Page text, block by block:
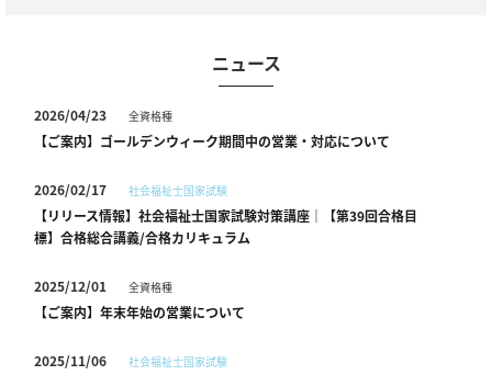
ニュース
2026/04/23 全資格種
【ご案内】ゴールデンウィーク期間中の営業・対応について
2026/02/17 社会福祉士国家試験
【リリース情報】社会福祉士国家試験対策講座｜【第39回合格目
標】合格総合講義/合格カリキュラム
2025/12/01 全資格種
【ご案内】年末年始の営業について
2025/11/06 社会福祉士国家試験